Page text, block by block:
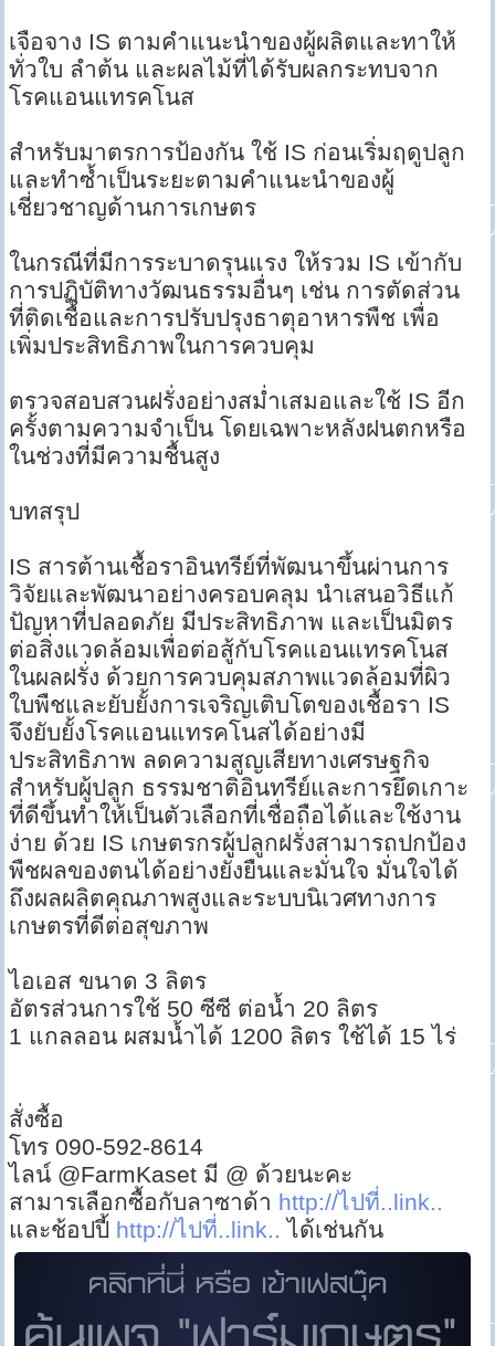
เจือจาง IS ตามคำแนะนำของผู้ผลิตและทาให้
ทั่วใบ ลำต้น และผลไม้ที่ได้รับผลกระทบจาก
โรคแอนแทรคโนส
สำหรับมาตรการป้องกัน ใช้ IS ก่อนเริ่มฤดูปลูก
และทำซ้ำเป็นระยะตามคำแนะนำของผู้
เชี่ยวชาญด้านการเกษตร
ในกรณีที่มีการระบาดรุนแรง ให้รวม IS เข้ากับ
การปฏิบัติทางวัฒนธรรมอื่นๆ เช่น การตัดส่วน
ที่ติดเชื้อและการปรับปรุงธาตุอาหารพืช เพื่อ
เพิ่มประสิทธิภาพในการควบคุม
ตรวจสอบสวนฝรั่งอย่างสม่ำเสมอและใช้ IS อีก
ครั้งตามความจำเป็น โดยเฉพาะหลังฝนตกหรือ
ในช่วงที่มีความชื้นสูง
บทสรุป
IS สารต้านเชื้อราอินทรีย์ที่พัฒนาขึ้นผ่านการ
วิจัยและพัฒนาอย่างครอบคลุม นำเสนอวิธีแก้
ปัญหาที่ปลอดภัย มีประสิทธิภาพ และเป็นมิตร
ต่อสิ่งแวดล้อมเพื่อต่อสู้กับโรคแอนแทรคโนส
ในผลฝรั่ง ด้วยการควบคุมสภาพแวดล้อมที่ผิว
ใบพืชและยับยั้งการเจริญเติบโตของเชื้อรา IS
จึงยับยั้งโรคแอนแทรคโนสได้อย่างมี
ประสิทธิภาพ ลดความสูญเสียทางเศรษฐกิจ
สำหรับผู้ปลูก ธรรมชาติอินทรีย์และการยึดเกาะ
ที่ดีขึ้นทำให้เป็นตัวเลือกที่เชื่อถือได้และใช้งาน
ง่าย ด้วย IS เกษตรกรผู้ปลูกฝรั่งสามารถปกป้อง
พืชผลของตนได้อย่างยั่งยืนและมั่นใจ มั่นใจได้
ถึงผลผลิตคุณภาพสูงและระบบนิเวศทางการ
เกษตรที่ดีต่อสุขภาพ
ไอเอส ขนาด 3 ลิตร
อัตรส่วนการใช้ 50 ซีซี ต่อน้ำ 20 ลิตร
1 แกลลอน ผสมน้ำได้ 1200 ลิตร ใช้ได้ 15 ไร่
สั่งซื้อ
โทร 090-592-8614
ไลน์ @FarmKaset มี @ ด้วยนะคะ
สามารเลือกซื้อกับลาซาด้า http://ไปที่..link..
และช้อปปี้ http://ไปที่..link.. ได้เช่นกัน